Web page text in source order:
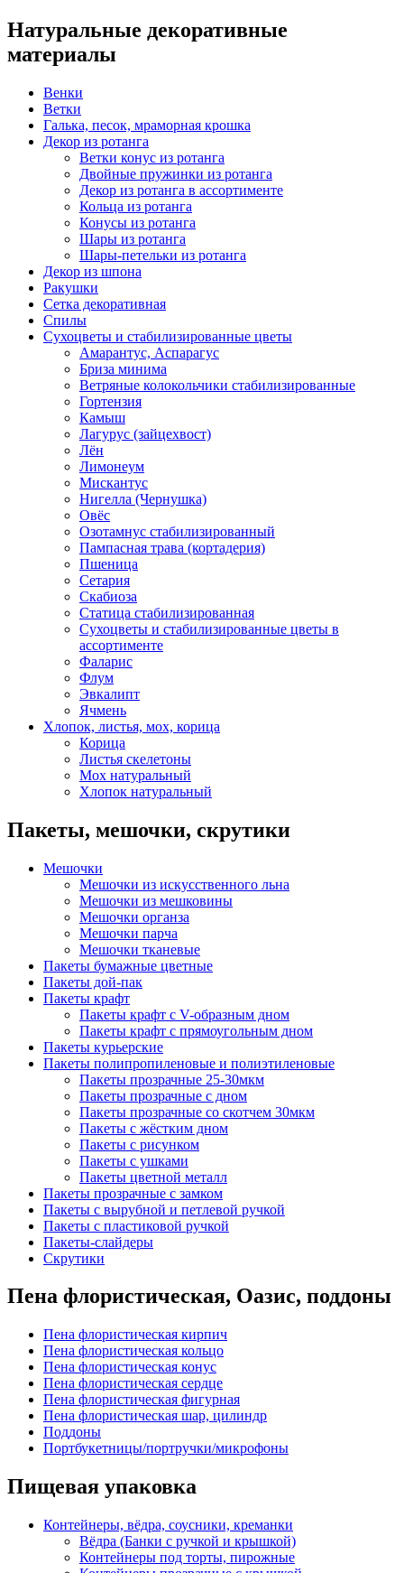
Натуральные декоративные
материалы
Венки
Ветки
Галька, песок, мраморная крошка
Декор из ротанга
Ветки конус из ротанга
Двойные пружинки из ротанга
Декор из ротанга в ассортименте
Кольца из ротанга
Конусы из ротанга
Шары из ротанга
Шары-петельки из ротанга
Декор из шпона
Ракушки
Сетка декоративная
Спилы
Сухоцветы и стабилизированные цветы
Амарантус, Аспарагус
Бриза минима
Ветряные колокольчики стабилизированные
Гортензия
Камыш
Лагурус (зайцехвост)
Лён
Лимонеум
Мискантус
Нигелла (Чернушка)
Овёс
Озотамнус стабилизированный
Пампасная трава (кортадерия)
Пшеница
Сетария
Скабиоза
Статица стабилизированная
Сухоцветы и стабилизированные цветы в
ассортименте
Фаларис
Флум
Эвкалипт
Ячмень
Хлопок, листья, мох, корица
Корица
Листья скелетоны
Мох натуральный
Хлопок натуральный
Пакеты, мешочки, скрутики
Мешочки
Мешочки из искусственного льна
Мешочки из мешковины
Мешочки органза
Мешочки парча
Мешочки тканевые
Пакеты бумажные цветные
Пакеты дой-пак
Пакеты крафт
Пакеты крафт с V-образным дном
Пакеты крафт с прямоугольным дном
Пакеты курьерские
Пакеты полипропиленовые и полиэтиленовые
Пакеты прозрачные 25-30мкм
Пакеты прозрачные с дном
Пакеты прозрачные со скотчем 30мкм
Пакеты с жёстким дном
Пакеты с рисунком
Пакеты с ушками
Пакеты цветной металл
Пакеты прозрачные с замком
Пакеты с вырубной и петлевой ручкой
Пакеты с пластиковой ручкой
Пакеты-слайдеры
Скрутики
Пена флористическая, Оазис, поддоны
Пена флористическая кирпич
Пена флористическая кольцо
Пена флористическая конус
Пена флористическая сердце
Пена флористическая фигурная
Пена флористическая шар, цилиндр
Поддоны
Портбукетницы/портручки/микрофоны
Пищевая упаковка
Контейнеры, вёдра, соусники, креманки
Вёдра (Банки с ручкой и крышкой)
Контейнеры под торты, пирожные